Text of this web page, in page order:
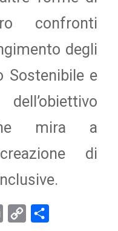
confronti
degli
Sostenibile e
mira a
di
Email
Copy